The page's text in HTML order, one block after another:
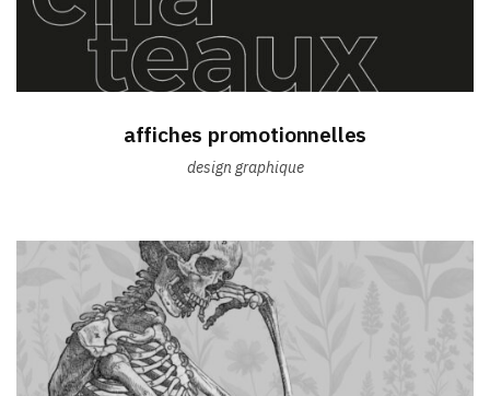
affiches promotionnelles
design graphique